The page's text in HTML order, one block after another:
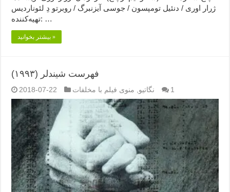
ژرار اوری / دنئیل تومپسون / جوسی آیزنبرگ / روبرتو دِ لئوناردیس
تهیه‌کننده: …
بیشتر بخوانید »
فهرست شیندلر (۱۹۹۳)
2018-07-22 نگاتیو منوی فیلم با مخلفات 1